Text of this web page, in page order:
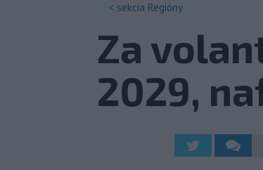
< sekcia Regióny
Za
2029,